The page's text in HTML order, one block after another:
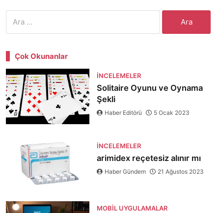
Çok Okunanlar
İNCELEMELER
Solitaire Oyunu ve Oynama
Şekli
Haber Editörü 5 Ocak 2023
İNCELEMELER
arimidex reçetesiz alınır mı
Haber Gündem 21 Ağustos 2023
MOBIL UYGULAMALAR